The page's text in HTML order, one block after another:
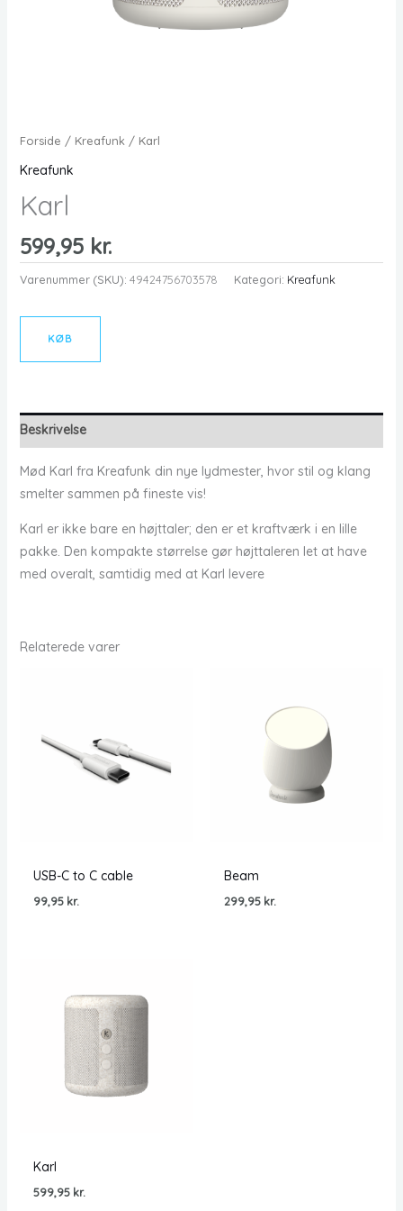
Forside / Kreafunk/ Karl
Kreafunk
Karl
599,95 kr.
Varenummer (SKU): 49424756703578 Kategori: Kreafunk
KØB
Beskrivelse
Mød Karl fra Kreafunk din nye lydmester, hvor stil og klang
smelter sammen på fineste vis!
Karl er ikke bare en højttaler; den er et kraftværk i en lille
pakke. Den kompakte størrelse gør højttaleren let at have
med overalt, samtidig med at Karl levere
Relaterede varer
USB-C to C cable
99,95 kr.
Beam
299,95 kr.
Karl
599,95 kr.